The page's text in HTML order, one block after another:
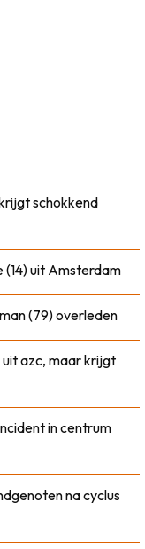
schokkend
(14) uit Amsterdam
(79) overleden
azc, maar krijgt
in centrum
na cyclus